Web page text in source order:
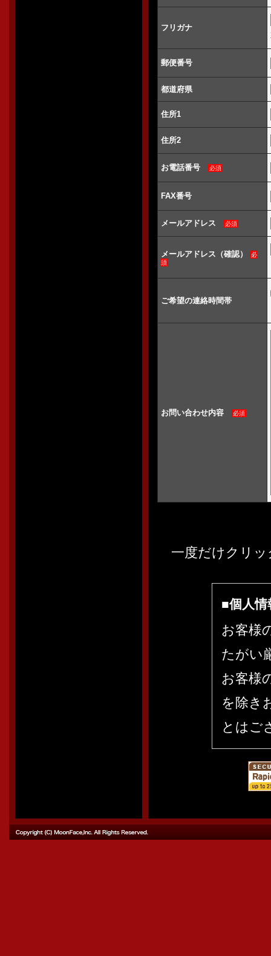
フリガナ
郵便番号
都道府県
住所1
住所2
お電話番号 必須
FAX番号
メールアドレス 必須
メールアドレス（確認）
必
須
ご希望の連絡時間帯
お問い合わせ内容 必須
一度だけクリ
■個人
お客様
たがい
お客様
を除き
とはご